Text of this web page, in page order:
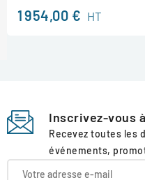
1 954,00 € HT
Inscrivez-vous
Recevez toutes les
événements,